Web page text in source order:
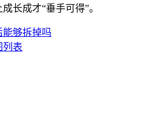
长成才“垂手可得”。
能够拆掉吗
列表